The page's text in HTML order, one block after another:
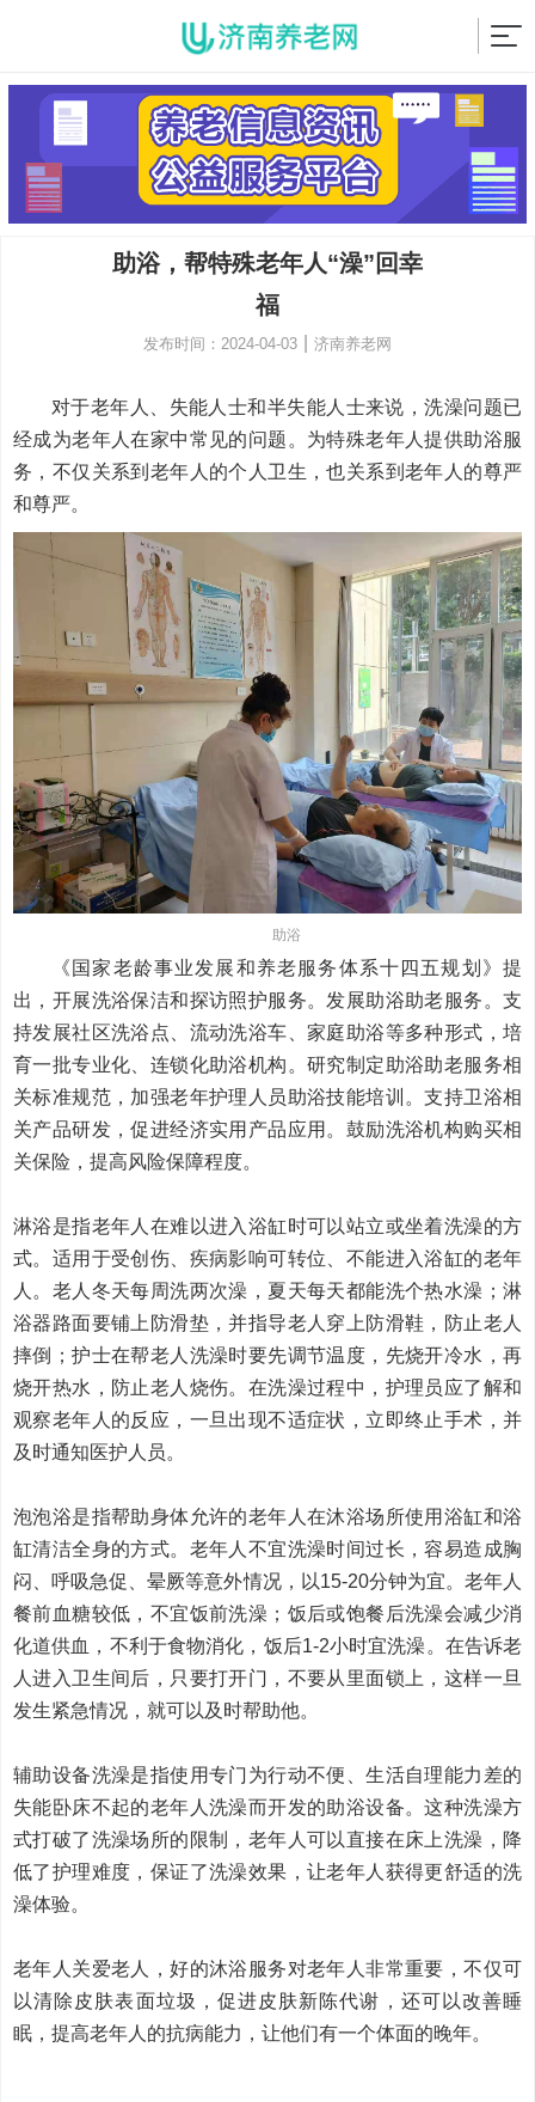
助浴，帮特殊老年人“澡”回幸
福
发布时间：2024-04-03 济南养老网
对于老年人、失能人士和半失能人士来说，洗澡问题已
经成为老年人在家中常见的问题。为特殊老年人提供助浴服
务，不仅关系到老年人的个人卫生，也关系到老年人的尊严
和尊严。
助浴
《国家老龄事业发展和养老服务体系十四五规划》提
出，开展洗浴保洁和探访照护服务。发展助浴助老服务。支
持发展社区洗浴点、流动洗浴车、家庭助浴等多种形式，培
育一批专业化、连锁化助浴机构。研究制定助浴助老服务相
关标准规范，加强老年护理人员助浴技能培训。支持卫浴相
关产品研发，促进经济实用产品应用。鼓励洗浴机构购买相
关保险，提高风险保障程度。
淋浴是指老年人在难以进入浴缸时可以站立或坐着洗澡的方
式。适用于受创伤、疾病影响可转位、不能进入浴缸的老年
人。老人冬天每周洗两次澡，夏天每天都能洗个热水澡；淋
浴器路面要铺上防滑垫，并指导老人穿上防滑鞋，防止老人
摔倒；护士在帮老人洗澡时要先调节温度，先烧开冷水，再
烧开热水，防止老人烧伤。在洗澡过程中，护理员应了解和
观察老年人的反应，一旦出现不适症状，立即终止手术，并
及时通知医护人员。
泡泡浴是指帮助身体允许的老年人在沐浴场所使用浴缸和浴
缸清洁全身的方式。老年人不宜洗澡时间过长，容易造成胸
闷、呼吸急促、晕厥等意外情况，以15-20分钟为宜。老年人
餐前血糖较低，不宜饭前洗澡；饭后或饱餐后洗澡会减少消
化道供血，不利于食物消化，饭后1-2小时宜洗澡。在告诉老
人进入卫生间后，只要打开门，不要从里面锁上，这样一旦
发生紧急情况，就可以及时帮助他。
辅助设备洗澡是指使用专门为行动不便、生活自理能力差的
失能卧床不起的老年人洗澡而开发的助浴设备。这种洗澡方
式打破了洗澡场所的限制，老年人可以直接在床上洗澡，降
低了护理难度，保证了洗澡效果，让老年人获得更舒适的洗
澡体验。
老年人关爱老人，好的沐浴服务对老年人非常重要，不仅可
以清除皮肤表面垃圾，促进皮肤新陈代谢，还可以改善睡
眠，提高老年人的抗病能力，让他们有一个体面的晚年。